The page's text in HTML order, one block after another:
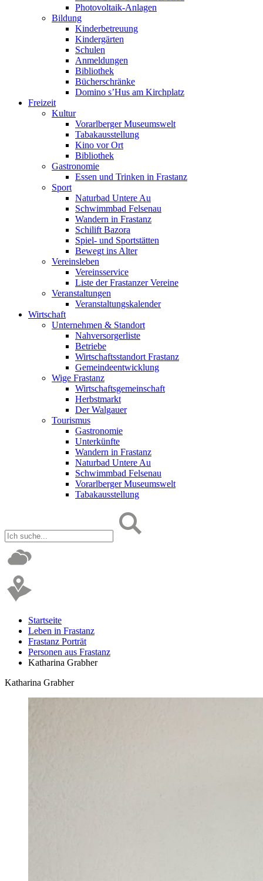
Photovoltaik-Anlagen
Bildung
Kinderbetreuung
Kindergärten
Schulen
Anmeldungen
Bibliothek
Bücherschränke
Domino s’Hus am Kirchplatz
Freizeit
Kultur
Vorarlberger Museumswelt
Tabakausstellung
Kino vor Ort
Bibliothek
Gastronomie
Essen und Trinken in Frastanz
Sport
Naturbad Untere Au
Schwimmbad Felsenau
Wandern in Frastanz
Schilift Bazora
Spiel- und Sportstätten
Bewegt ins Alter
Vereinsleben
Vereinsservice
Liste der Frastanzer Vereine
Veranstaltungen
Veranstaltungskalender
Wirtschaft
Unternehmen & Standort
Nahversorgerliste
Betriebe
Wirtschaftsstandort Frastanz
Gemeindeentwicklung
Wige Frastanz
Wirtschaftsgemeinschaft
Herbstmarkt
Der Walgauer
Tourismus
Gastronomie
Unterkünfte
Wandern in Frastanz
Naturbad Untere Au
Schwimmbad Felsenau
Vorarlberger Museumswelt
Tabakausstellung
Startseite
Leben in Frastanz
Frastanz Porträt
Personen aus Frastanz
Katharina Grabher
Katharina Grabher